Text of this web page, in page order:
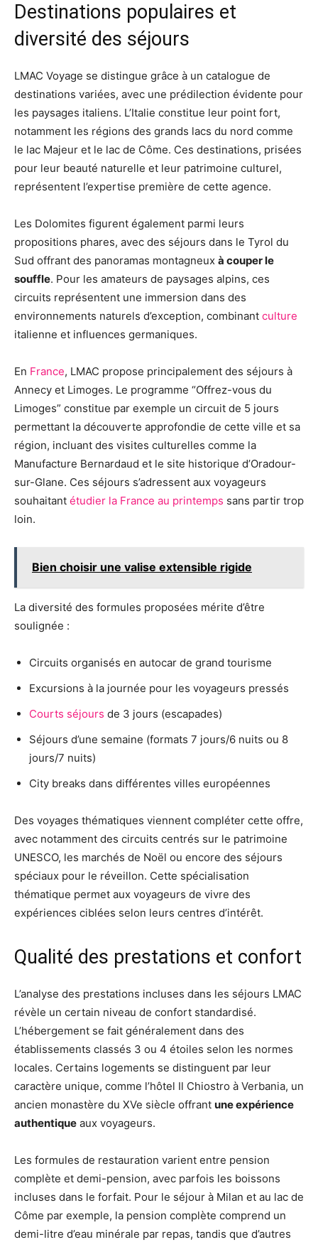
Destinations populaires et
diversité des séjours
LMAC Voyage se distingue grâce à un catalogue de
destinations variées, avec une prédilection évidente pour
les paysages italiens. L’Italie constitue leur point fort,
notamment les régions des grands lacs du nord comme
le lac Majeur et le lac de Côme. Ces destinations, prisées
pour leur beauté naturelle et leur patrimoine culturel,
représentent l’expertise première de cette agence.
Les Dolomites figurent également parmi leurs
propositions phares, avec des séjours dans le Tyrol du
Sud offrant des panoramas montagneux à couper le
souffle. Pour les amateurs de paysages alpins, ces
circuits représentent une immersion dans des
environnements naturels d’exception, combinant culture
italienne et influences germaniques.
En France, LMAC propose principalement des séjours à
Annecy et Limoges. Le programme “Offrez-vous du
Limoges” constitue par exemple un circuit de 5 jours
permettant la découverte approfondie de cette ville et sa
région, incluant des visites culturelles comme la
Manufacture Bernardaud et le site historique d’Oradour-
sur-Glane. Ces séjours s’adressent aux voyageurs
souhaitant étudier la France au printemps sans partir trop
loin.
Bien choisir une valise extensible rigide
La diversité des formules proposées mérite d’être
soulignée :
Circuits organisés en autocar de grand tourisme
Excursions à la journée pour les voyageurs pressés
Courts séjours de 3 jours (escapades)
Séjours d’une semaine (formats 7 jours/6 nuits ou 8
jours/7 nuits)
City breaks dans différentes villes européennes
Des voyages thématiques viennent compléter cette offre,
avec notamment des circuits centrés sur le patrimoine
UNESCO, les marchés de Noël ou encore des séjours
spéciaux pour le réveillon. Cette spécialisation
thématique permet aux voyageurs de vivre des
expériences ciblées selon leurs centres d’intérêt.
Qualité des prestations et confort
L’analyse des prestations incluses dans les séjours LMAC
révèle un certain niveau de confort standardisé.
L’hébergement se fait généralement dans des
établissements classés 3 ou 4 étoiles selon les normes
locales. Certains logements se distinguent par leur
caractère unique, comme l’hôtel Il Chiostro à Verbania, un
ancien monastère du XVe siècle offrant une expérience
authentique aux voyageurs.
Les formules de restauration varient entre pension
complète et demi-pension, avec parfois les boissons
incluses dans le forfait. Pour le séjour à Milan et au lac de
Côme par exemple, la pension complète comprend un
demi-litre d’eau minérale par repas, tandis que d’autres